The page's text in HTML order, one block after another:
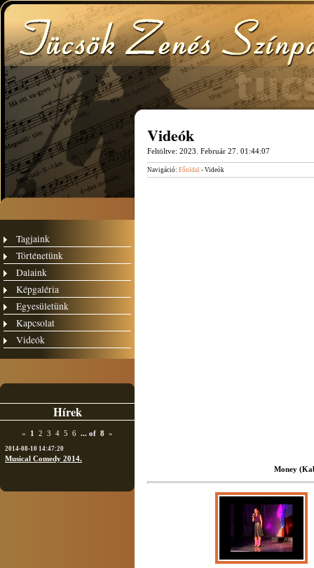
Tagjaink
Történetünk
Dalaink
Képgaléria
Egyesületünk
Kapcsolat
Videók
Hírek
« 1 2 3 4 5 6 ... of 8 »
2014-08-10 14:47:20
Musical Comedy 2014.
Videók
Feltöltve: 2023. Február 27. 01:44:07
Navigáció: Főoldal - Videók
Money